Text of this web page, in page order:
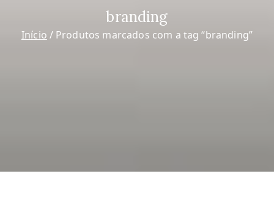
branding
Início Produtos marcados com a tag “branding”